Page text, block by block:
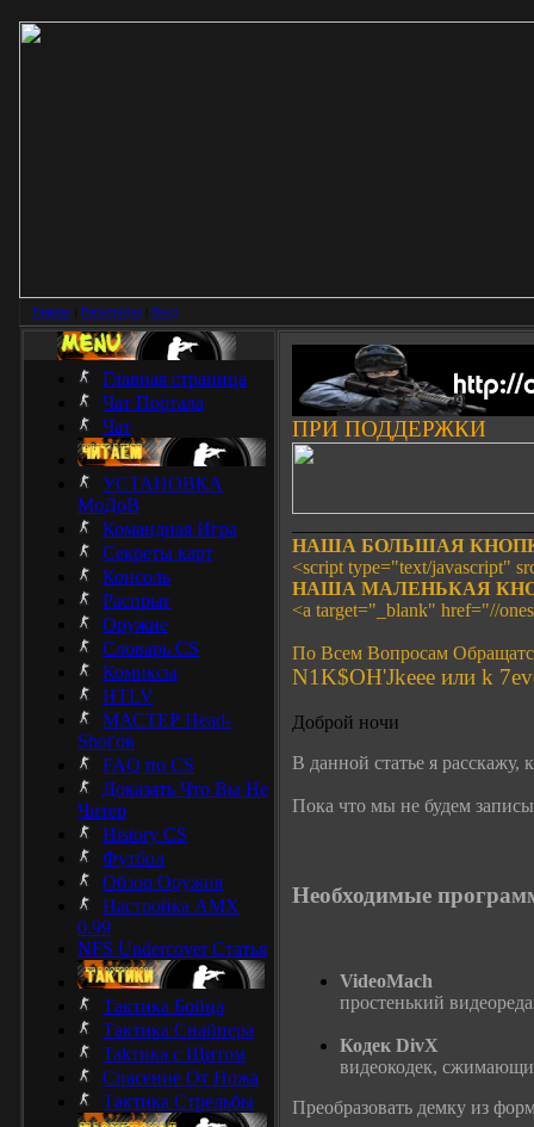
Главная Регистрация Вход
Главная страница
Чат Портала
Чат
УСТАНОВКА
МоДоВ
Командная Игра
Секреты карт
Консоль
Распрыг
Оружие
Словарь CS
Комиксы
HTLV
МАСТЕР Head-
Shot'ов
FAQ по CS
Доказать Что Вы Не
Читер
History CS
Футбол
Обзор Оружия
Настройка AMX
0.99
NFS Undercover Статья
Тактика Бойца
Тактика Снайпера
Takтика с Щитом
Спасение От Ножа
Тактика Стрельбы
ПРИ ПОДДЕРЖКИ
НАША БОЛЬШАЯ
<script type="text/javascript"
НАША МАЛЕНЬКАЯ
<a target="_blank" href="//
По Всем Вопросам
N1K$OH'Jkeee или k
Доброй ночи
В данной статье я
Пока что мы не будем
Необходимые
VideoMach
простенький
Кодек DivX
видеокодек,
Преобразовать демку из